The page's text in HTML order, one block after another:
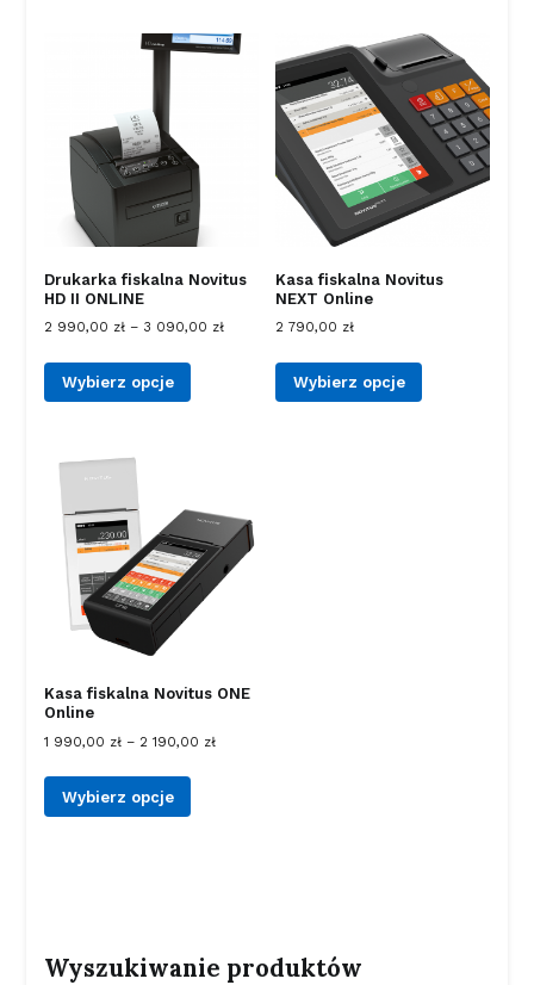
Drukarka fiskalna Novitus
HD II ONLINE
2 990,00 zł – 3 090,00 zł
Wybierz opcje
Kasa fiskalna Novitus
NEXT Online
2 790,00 zł
Wybierz opcje
Kasa fiskalna Novitus ONE
Online
1 990,00 zł – 2 190,00 zł
Wybierz opcje
Wyszukiwanie produktów